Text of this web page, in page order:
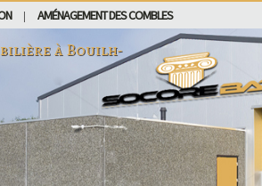
AMÉNAGEMENT DES COMBLES
àBouilh-